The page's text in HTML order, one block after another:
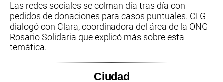
Las redes sociales se colman día tras día con
pedidos de donaciones para casos puntuales. CLG
dialogó con Clara, coordinadora del área de la ONG
Rosario Solidaria que explicó más sobre esta
temática.
Ciudad